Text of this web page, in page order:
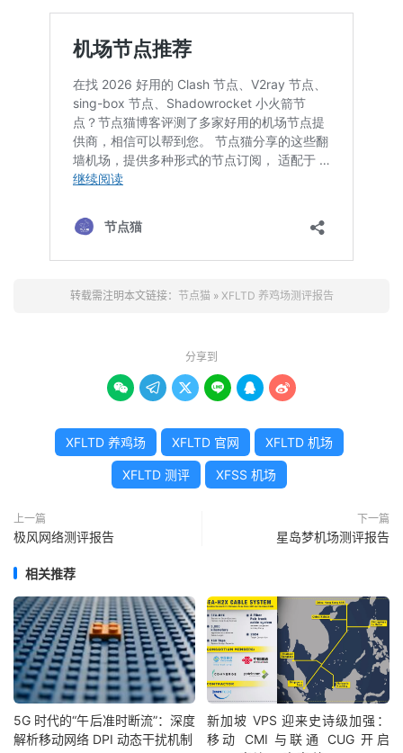
转载需注明本文链接： 节点猫 » XFLTD 养鸡场测评报告
分享到
     
XFLTD 养鸡场 XFLTD 官网 XFLTD 机场
XFLTD 测评 XFSS 机场
上一篇
极风网络测评报告
下一篇
星岛梦机场测评报告
相关推荐
5G 时代的“午后准时断流”：深度
解析移动网络 DPI 动态干扰机制
新加坡 VPS 迎来史诗级加强：
移动 CMI 与联通 CUG 开启